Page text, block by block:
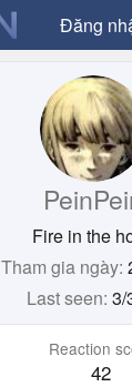
Đăng
Fire in the
Tham gia ngày
Last seen 3/
Reaction
42